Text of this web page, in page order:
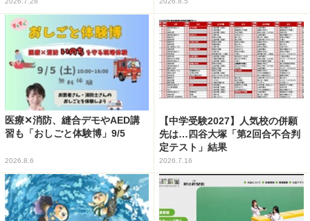
医療✕消防、縫合デモやAED講
習も「おしごと体験博」9/5
2026.8.6
【中学受験2027】人気校の併願
先は…四谷大塚「第2回合不合判
定テスト」結果
2026.7.16